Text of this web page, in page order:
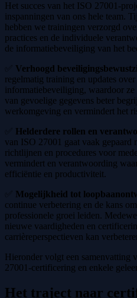
Het succes van het ISO 27001-
inspanningen van ons hele team.
hebben we trainingen verzorgd
practices en de individuele
de informatiebeveiliging van het
Verhoogd
regelmatig training en updates
informatiebeveiliging, waardoor ze
van gevoelige gegevens beter
werkomgeving en vermindert het
Helderdere rollen en
van ISO 27001 gaat vaak gepaard
richtlijnen en procedures voor
vermindert en verantwoording
efficiëntie en productiviteit.
Mogelijkheid tot
continue verbetering en de kans
professionele groei leiden.
nieuwe vaardigheden en
carrièreperspectieven kan
Hieronder volgt een samenvatting
27001-certificering en enkele
Het traject naar